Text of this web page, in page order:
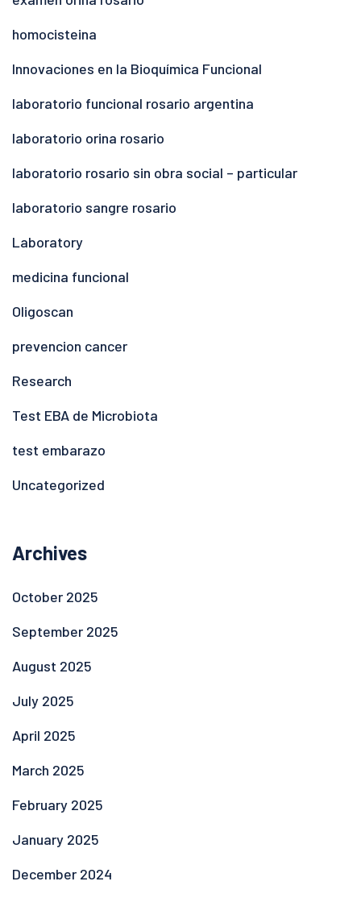
homocisteina
Innovaciones en la Bioquímica Funcional
laboratorio funcional rosario argentina
laboratorio orina rosario
laboratorio rosario sin obra social – particular
laboratorio sangre rosario
Laboratory
medicina funcional
Oligoscan
prevencion cancer
Research
Test EBA de Microbiota
test embarazo
Uncategorized
Archives
October 2025
September 2025
August 2025
July 2025
April 2025
March 2025
February 2025
January 2025
December 2024